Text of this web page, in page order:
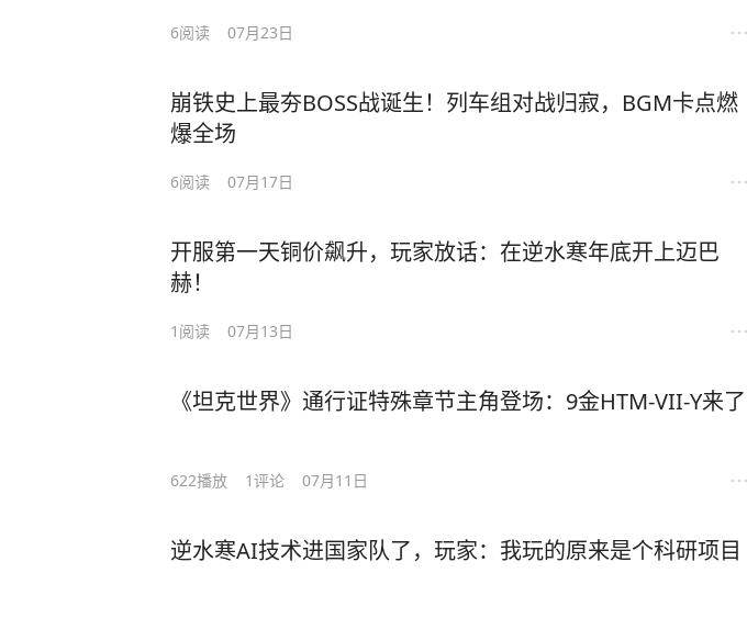
6阅读 07月23日
崩铁史上最夯BOSS战诞生！列车组对战归寂，BGM卡点燃
爆全场
6阅读 07月17日
开服第一天铜价飙升，玩家放话：在逆水寒年底开上迈巴
赫！
1 阅读 07月13日
《坦克世界》通行证特殊章节主角登场：9金HTM-VII-Y来了
622播放 1评论 07月11日
逆水寒AI技术进国家队了，玩家：我玩的原来是个科研项目